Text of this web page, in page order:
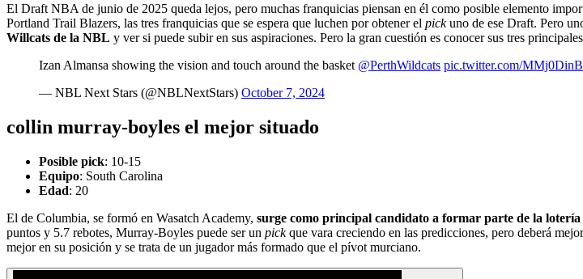
El Draft NBA de junio de 2025 queda lejos, pero muchas franquicias piensan en él como posible elemento
Portland Trail Blazers, las tres franquicias que se espera que luchen por obtener el pickuno de ese Draft. Pero
Willcats de la NBL y ver si puede subir en sus aspiraciones. Pero la gran cuestión es conocer sus tres
Izan Almansa showing the vision and touch around the basket @PerthWildcats pic.twitter.com/
— NBL Next Stars (@NBLNextStars) October 7, 2024
collin murray-boyles el mejor situado
Posible pick: 10-15
Equipo: South Carolina
Edad: 20
El de Columbia, se formó en Wasatch Academy, surge como principal candidato a formar parte de la lotería
puntos y 5.7 rebotes, Murray-Boyles puede ser un pickque vara creciendo en las predicciones, pero deberá
mejor en su posición y se trata de un jugador más formado que el pívot murciano.